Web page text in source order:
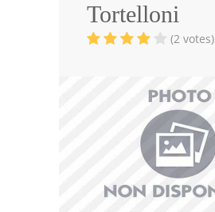
Viandes
Volailles
Pâtisseries
Tortelloni
(2 votes)